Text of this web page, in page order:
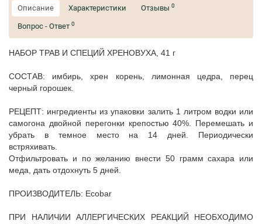
Описание Характеристики Отзывы 0
Вопрос - Ответ 0
НАБОР ТРАВ И СПЕЦИЙ ХРЕНОВУХА, 41 г
СОСТАВ: имбирь, хрен корень, лимонная цедра, перец
черный горошек.
РЕЦЕПТ: ингредиенты из упаковки залить 1 литром водки или
самогона двойной перегонки крепостью 40%. Перемешать и
убрать в темное место на 14 дней. Периодически
встряхивать.
Отфильтровать и по желанию внести 50 грамм сахара или
меда, дать отдохнуть 5 дней.
ПРОИЗВОДИТЕЛЬ: Ecobar
ПРИ НАЛИЧИИ АЛЛЕРГИЧЕСКИХ РЕАКЦИЙ НЕОБХОДИМО